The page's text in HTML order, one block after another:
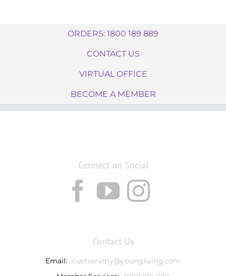
ORDERS: 1800 189 889
CONTACT US
VIRTUAL OFFICE
BECOME A MEMBER
Connect on Social
Contact Us
Email:
custservmy@youngliving.com